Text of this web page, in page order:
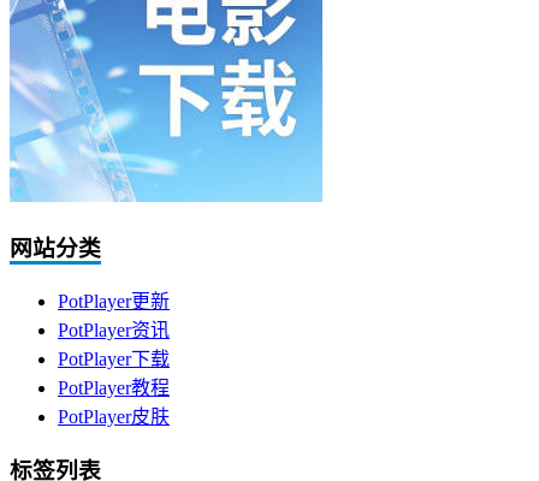
网站分类
PotPlayer更新
PotPlayer资讯
PotPlayer下载
PotPlayer教程
PotPlayer皮肤
标签列表